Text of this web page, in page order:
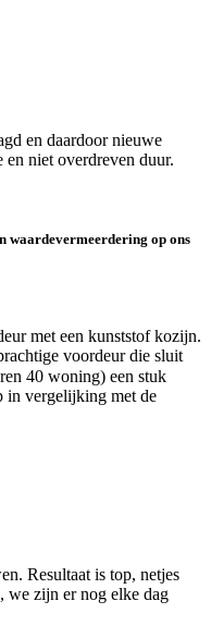
en daardoor nieuwe
niet overdreven duur.
waardevermeerdering op ons
met een kunststof kozijn.
voordeur die sluit
40 woning) een stuk
in vergelijking met de
Resultaat is top, netjes
we zijn er nog elke dag